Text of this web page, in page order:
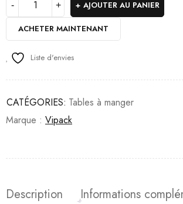
AJOUTER AU PANIER
ACHETER MAINTENANT
Liste d'envies
CATÉGORIES: Tables à manger
Marque : Vipack
Description
Informations